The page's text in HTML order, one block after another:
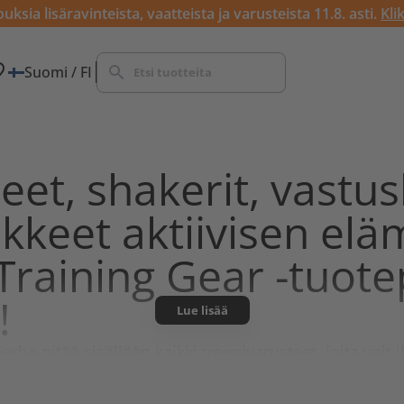
lisäravinteista, vaatteista ja varusteista 11.8. asti.
Suomi / FI
shakerit,
aktiivisen
Gear -
Lue lisää